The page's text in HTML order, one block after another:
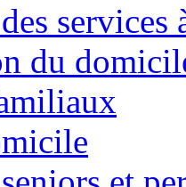
services
du